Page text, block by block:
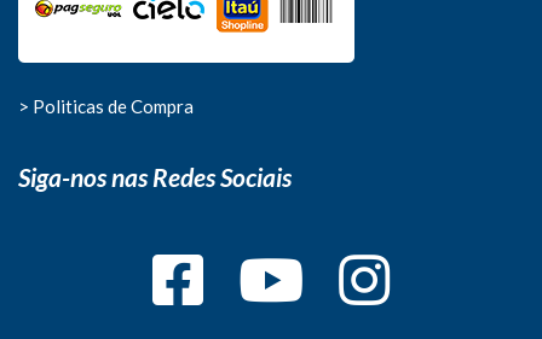
> Politicas de Compra
Siga-nos nas Redes Sociais